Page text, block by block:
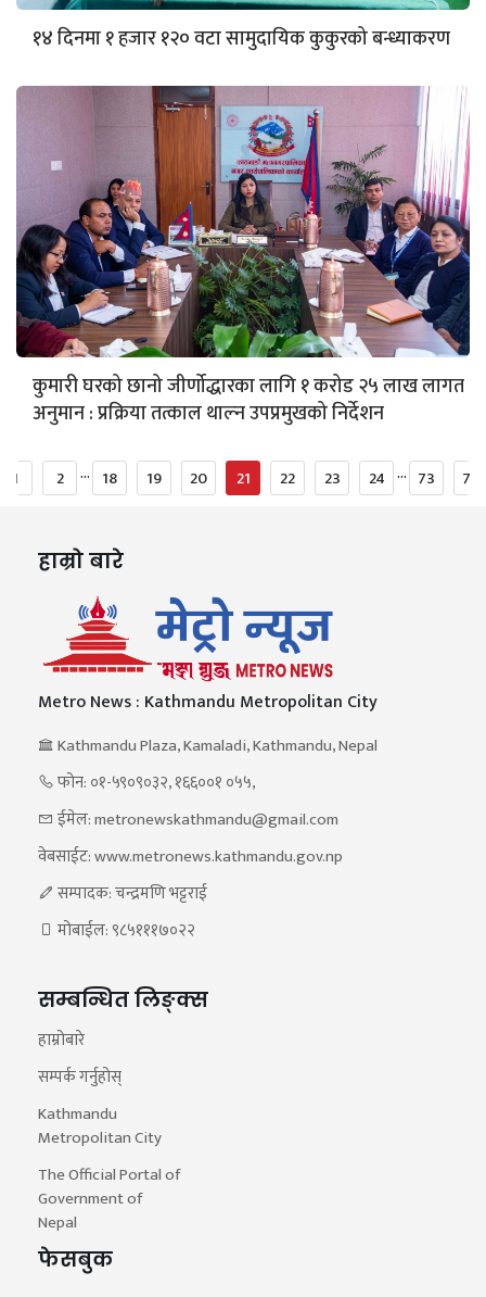
१४ दिनमा १ हजार १२० वटा सामुदायिक कुकुरको बन्ध्याकरण
कुमारी घरको छानो जीर्णोद्धारका लागि १ करोड २५ लाख लागत
अनुमान : प्रक्रिया तत्काल थाल्न उपप्रमुखको निर्देशन
1 2 ... 18 19 20 21 22 23 24 ... 73 74
हाम्रो बारे
Metro News : Kathmandu Metropolitan City
Kathmandu Plaza, Kamaladi, Kathmandu, Nepal
फोन: ०१-५९०९०३२, १६६००१ ०५५,
ईमेल: metronewskathmandu@gmail.com
वेबसाईट: www.metronews.kathmandu.gov.np
सम्पादक: चन्द्रमणि भट्टराई
मोबाईल: ९८५१११७०२२
सम्बन्धित लिङ्क्स
हाम्रोबारे
सम्पर्क गर्नुहोस्
Kathmandu
Metropolitan City
The Official Portal of
Government of
Nepal
फेसबुक